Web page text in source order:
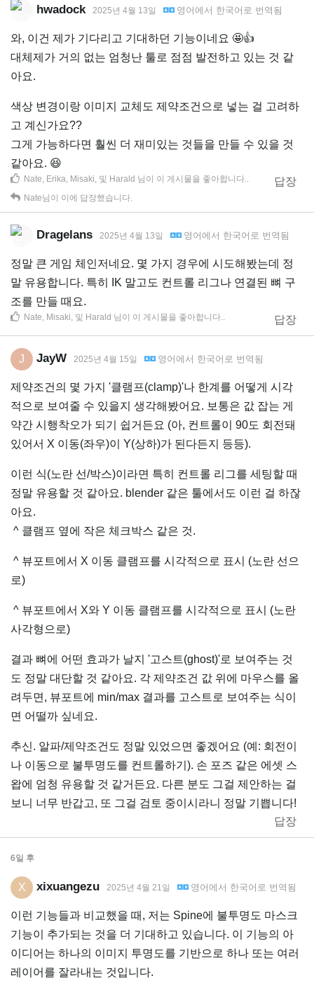
hwadock 2025년 4월 13일 영어 에서 한국어 로 번역됨
와, 이건 제가 기다리고 기대하던 기능이네요 🤩👍
대체제가 거의 없는 엄청난 툴로 점점 발전하고 있는 것 같
아요.
색상 변경이랑 이미지 교체도 제약조건으로 넣는 걸 고려하
고 계신가요??
그게 가능하다면 훨씬 더 재미있는 것들을 만들 수 있을 것
같아요. 😆
답장
Nate Erika Misaki , 및 Harald 님이 이 게시물을 좋아합니다.
Nate님이 이에 답장했습니다.
Dragelans 2025년 4월 13일 영어 에서 한국어 로 번역됨
정말 큰 게임 체인저네요. 몇 가지 경우에 시도해봤는데 정
말 유용합니다. 특히 IK 말고도 컨트롤 리그나 연결된 뼈 구
조를 만들 때요.
답장
Nate Misaki , 및 Harald 님이 이 게시물을 좋아합니다.
J JayW 2025년 4월 15일 영어 에서 한국어 로 번역됨
제약조건의 몇 가지 '클램프(clamp)'나 한계를 어떻게 시각
적으로 보여줄 수 있을지 생각해봤어요. 보통은 값 잡는 게
약간 시행착오가 되기 쉽거든요 (아, 컨트롤이 90도 회전돼
있어서 X 이동(좌우)이 Y(상하)가 된다든지 등등).
이런 식(노란 선/박스)이라면 특히 컨트롤 리그를 세팅할 때
정말 유용할 것 같아요. blender 같은 툴에서도 이런 걸 하잖
아요.
^ 클램프 옆에 작은 체크박스 같은 것.
^ 뷰포트에서 X 이동 클램프를 시각적으로 표시 (노란 선으
로)
^ 뷰포트에서 X와 Y 이동 클램프를 시각적으로 표시 (노란
사각형으로)
결과 뼈에 어떤 효과가 날지 '고스트(ghost)'로 보여주는 것
도 정말 대단할 것 같아요. 각 제약조건 값 위에 마우스를 올
려두면, 뷰포트에 min/max 결과를 고스트로 보여주는 식이
면 어떨까 싶네요.
추신. 알파/제약조건도 정말 있었으면 좋겠어요 (예: 회전이
나 이동으로 불투명도를 컨트롤하기). 손 포즈 같은 에셋 스
왑에 엄청 유용할 것 같거든요. 다른 분도 그걸 제안하는 걸
보니 너무 반갑고, 또 그걸 검토 중이시라니 정말 기쁩니다!
답장
6일 후
X xixuangezu 2025년 4월 21일 영어 에서 한국어 로 번역됨
이런 기능들과 비교했을 때, 저는 Spine에 불투명도 마스크
기능이 추가되는 것을 더 기대하고 있습니다. 이 기능의 아
이디어는 하나의 이미지 투명도를 기반으로 하나 또는 여러
레이어를 잘라내는 것입니다.